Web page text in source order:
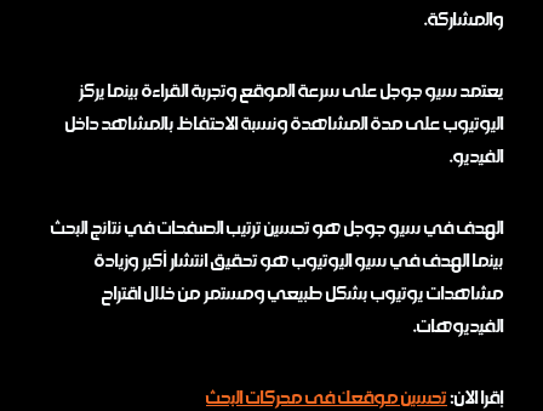
والمشاركة.
يعتمد سيو جوجل على سرعة الموقع وتجربة القراءة بينما يركز
اليوتيوب على مدة المشاهدة ونسبة الاحتفاظ بالمشاهد داخل
الفيديو.
الهدف في سيو جوجل هو تحسين ترتيب الصفحات في نتائج البحث
بينما الهدف في سيو اليوتيوب هو تحقيق انتشار أكبر وزيادة
مشاهدات يوتيوب بشكل طبيعي ومستمر من خلال اقتراح
الفيديوهات.
إقرا الان:تحسين موقعك فى محركات البحث